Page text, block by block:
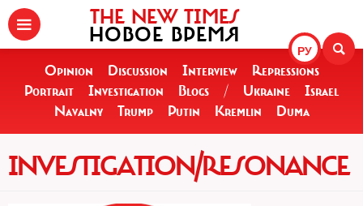
РУ
THE NEW TIMES
НОВОЕ ВРЕМЯ
Opinion Discussion Interview
Repressions
Portrait
Investigation Blogs / Ukraine
Israel
Navalny
Trump Putin Kremlin Duma
INVESTIGATION/RESONANCE